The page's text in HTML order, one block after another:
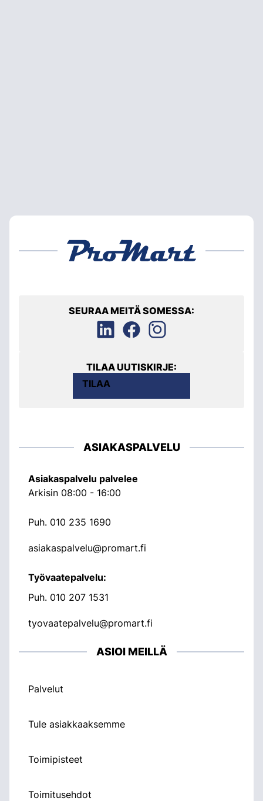
SEURAA MEITÄ SOMESSA:
TILAA UUTISKIRJE:
TILAA
ASIAKASPALVELU
Asiakaspalvelu palvelee
Arkisin 08:00 - 16:00
Puh. 010 235 1690
asiakaspalvelu@promart.fi
Työvaatepalvelu:
Puh. 010 207 1531
tyovaatepalvelu@promart.fi
ASIOI MEILLÄ
Palvelut
Tule asiakkaaksemme
Toimipisteet
Toimitusehdot